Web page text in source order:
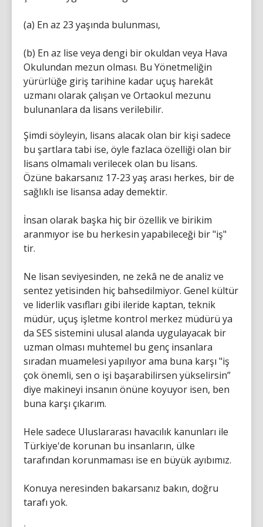
(a) En az 23 yaşında bulunması,
(b) En az lise veya dengi bir okuldan veya Hava
Okulundan mezun olması. Bu Yönetmeliğin
yürürlüğe giriş tarihine kadar uçuş harekât
uzmanı olarak çalışan ve Ortaokul mezunu
bulunanlara da lisans verilebilir.
Şimdi söyleyin, lisans alacak olan bir kişi sadece
bu şartlara tabi ise, öyle fazlaca özelliği olan bir
lisans olmamalı verilecek olan bu lisans.
Özüne bakarsanız 17-23 yaş arası herkes, bir de
sağlıklı ise lisansa aday demektir.
İnsan olarak başka hiç bir özellik ve birikim
aranmıyor ise bu herkesin yapabileceği bir "iş"
tir.
Ne lisan seviyesinden, ne zekâ ne de analiz ve
sentez yetisinden hiç bahsedilmiyor. Genel kültür
ve liderlik vasıfları gibi ileride kaptan, teknik
müdür, uçuş işletme kontrol merkez müdürü ya
da SES sistemini ulusal alanda uygulayacak bir
uzman olması muhtemel bu genç insanlara
sıradan muamelesi yapılıyor ama buna karşı "iş
çok önemli, sen o işi başarabilirsen yükselirsin”
diye makineyi insanın önüne koyuyor isen, ben
buna karşı çıkarım.
Hele sadece Uluslararası havacılık kanunları ile
Türkiye'de korunan bu insanların, ülke
tarafından korunmaması ise en büyük ayıbımız.
Konuya neresinden bakarsanız bakın, doğru
tarafı yok.